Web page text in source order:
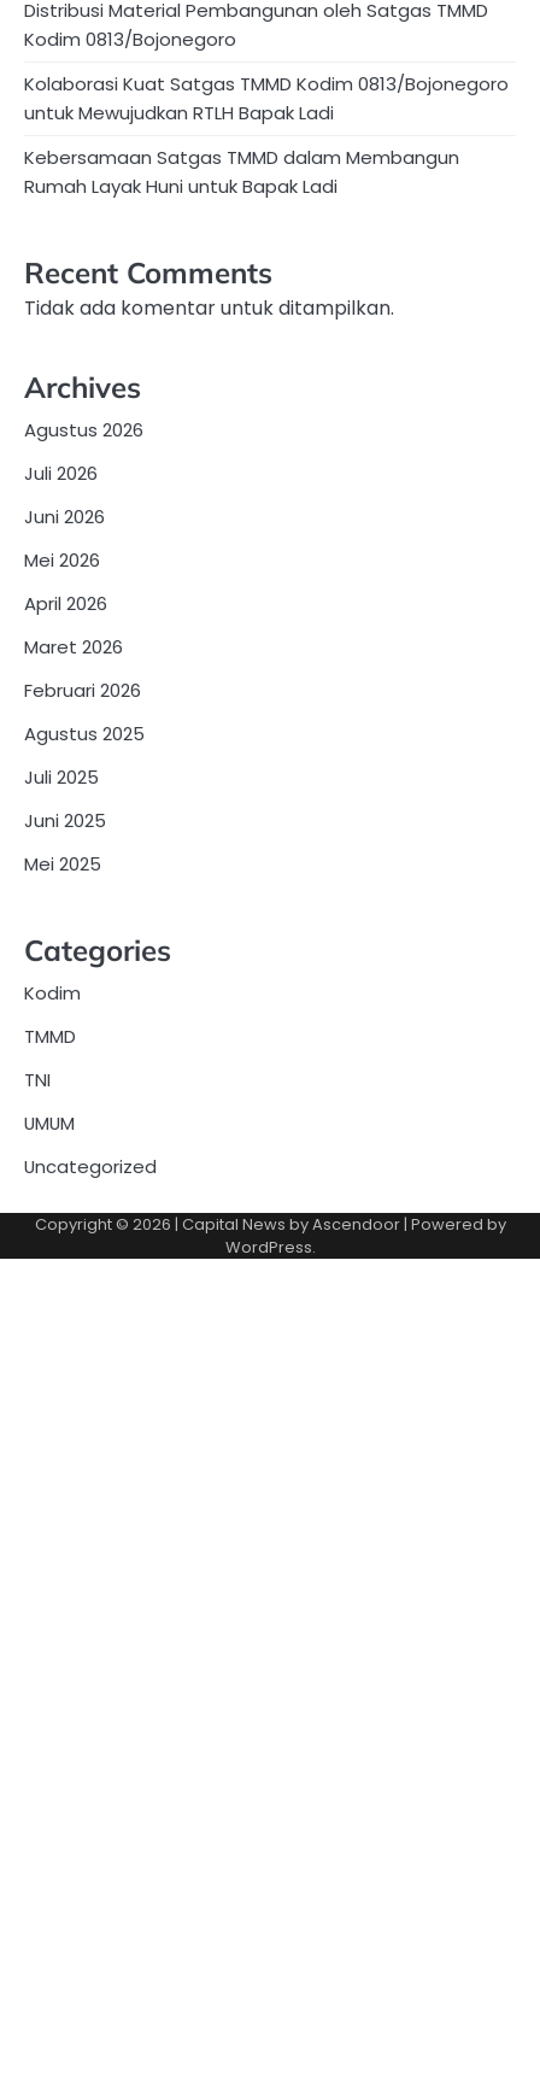
Distribusi Material Pembangunan oleh Satgas TMMD
Kodim 0813/Bojonegoro
Kolaborasi Kuat Satgas TMMD Kodim 0813/Bojonegoro
untuk Mewujudkan RTLH Bapak Ladi
Kebersamaan Satgas TMMD dalam Membangun
Rumah Layak Huni untuk Bapak Ladi
Recent Comments
Tidak ada komentar untuk ditampilkan.
Archives
Agustus 2026
Juli 2026
Juni 2026
Mei 2026
April 2026
Maret 2026
Februari 2026
Agustus 2025
Juli 2025
Juni 2025
Mei 2025
Categories
Kodim
TMMD
TNI
UMUM
Uncategorized
Copyright © 2026 | Capital News byAscendoor| Powered by
WordPress.